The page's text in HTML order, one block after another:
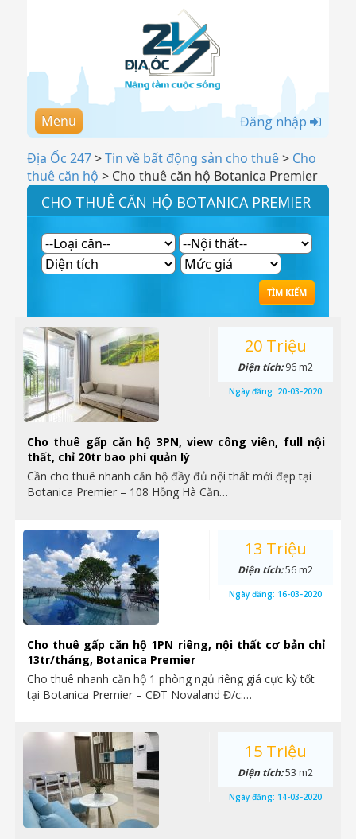
Menu Đăng nhập
Địa Ốc 247>Tin về bất động sản cho thuê> Cho
thuê căn hộ > Cho thuê căn hộ Botanica Premier
CHO THUÊ CĂN HỘ BOTANICA PREMIER
Cho thuê gấp căn hộ 3PN, view công viên, full nội
thất, chỉ 20tr bao phí quản lý
Cần cho thuê nhanh căn hộ đầy đủ nội thất mới đẹp tại
Botanica Premier – 108 Hồng Hà Căn…
20 Triệu
Diện tích:96 m2
Ngày đăng: 20-03-2020
Cho thuê gấp căn hộ 1PN riêng, nội thất cơ bản chỉ
13tr/tháng, Botanica Premier
Cho thuê nhanh căn hộ 1 phòng ngủ riêng giá cực kỳ tốt
tại Botanica Premier – CĐT Novaland Đ/c:…
13 Triệu
Diện tích:56 m2
Ngày đăng: 16-03-2020
15 Triệu
Diện tích:53 m2
Ngày đăng: 14-03-2020